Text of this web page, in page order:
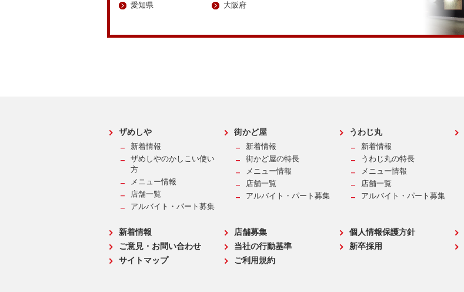
【讃岐製麺】うなぎ御飯
愛知県 大阪府
ザめしや
新着情報
ザめしやのかしこい使い
方
メニュー情報
店舗一覧
アルバイト・パート募集
街かど屋
新着情報
街かど屋の特長
メニュー情報
店舗一覧
アルバイト・パート募集
うわじ丸
新着情報
うわじ丸の特長
メニュー情報
店舗一覧
アルバイト・パート募集
新着情報 店舗募集 個人情報保護方針
ご意見・お問い合わせ
当社の行動基準 新卒採用
サイトマップ
ご利用規約